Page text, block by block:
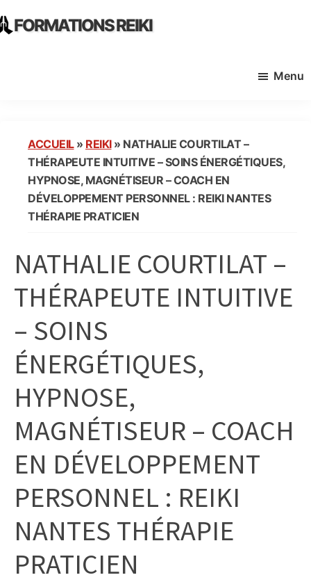
to
to FORMATIONS REIKI
France
Menu
ACCUEIL» REIKI» NATHALIE COURTILAT –
THÉRAPEUTE INTUITIVE – SOINS ÉNERGÉTIQUES,
HYPNOSE, MAGNÉTISEUR – COACH EN
DÉVELOPPEMENT PERSONNEL : REIKI NANTES
THÉRAPIE PRATICIEN
NATHALIE COURTILAT –
THÉRAPEUTE INTUITIVE
– SOINS
ÉNERGÉTIQUES,
HYPNOSE,
MAGNÉTISEUR – COACH
EN DÉVELOPPEMENT
PERSONNEL : REIKI
NANTES THÉRAPIE
PRATICIEN